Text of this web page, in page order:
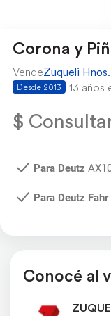
Corona y
VendeZuqueli
Desde 2013 13 años
$
Para Deutz
Para Deutz Fahr
Conocé al